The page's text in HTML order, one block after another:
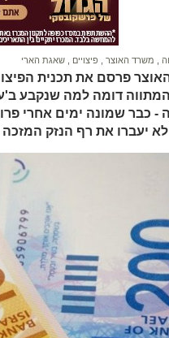
משרד האוצר פיצויים שאגת הארי
פרסם את תכנית
דומה למה שנקבע
- כבר שמונה ימים אחרי
יעברו את רף הנזק המזכה